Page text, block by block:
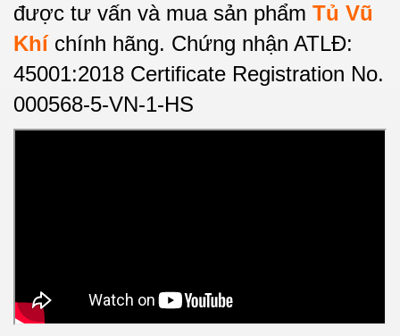
được tư vấn và mua sản phẩm Tủ Vũ
Khí chính hãng. Chứng nhận ATLĐ:
45001:2018 Certificate Registration No.
000568-5-VN-1-HS